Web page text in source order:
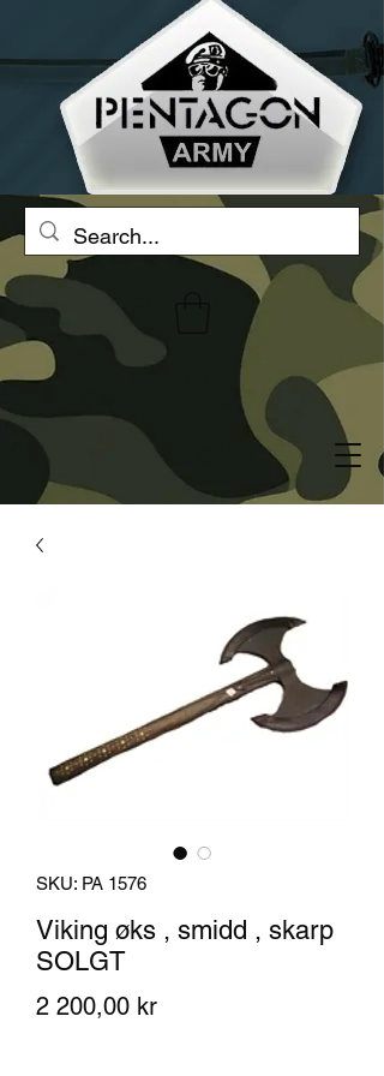
SKU: PA 1576
Viking øks , smidd , skarp
SOLGT
2 200,00 krPris